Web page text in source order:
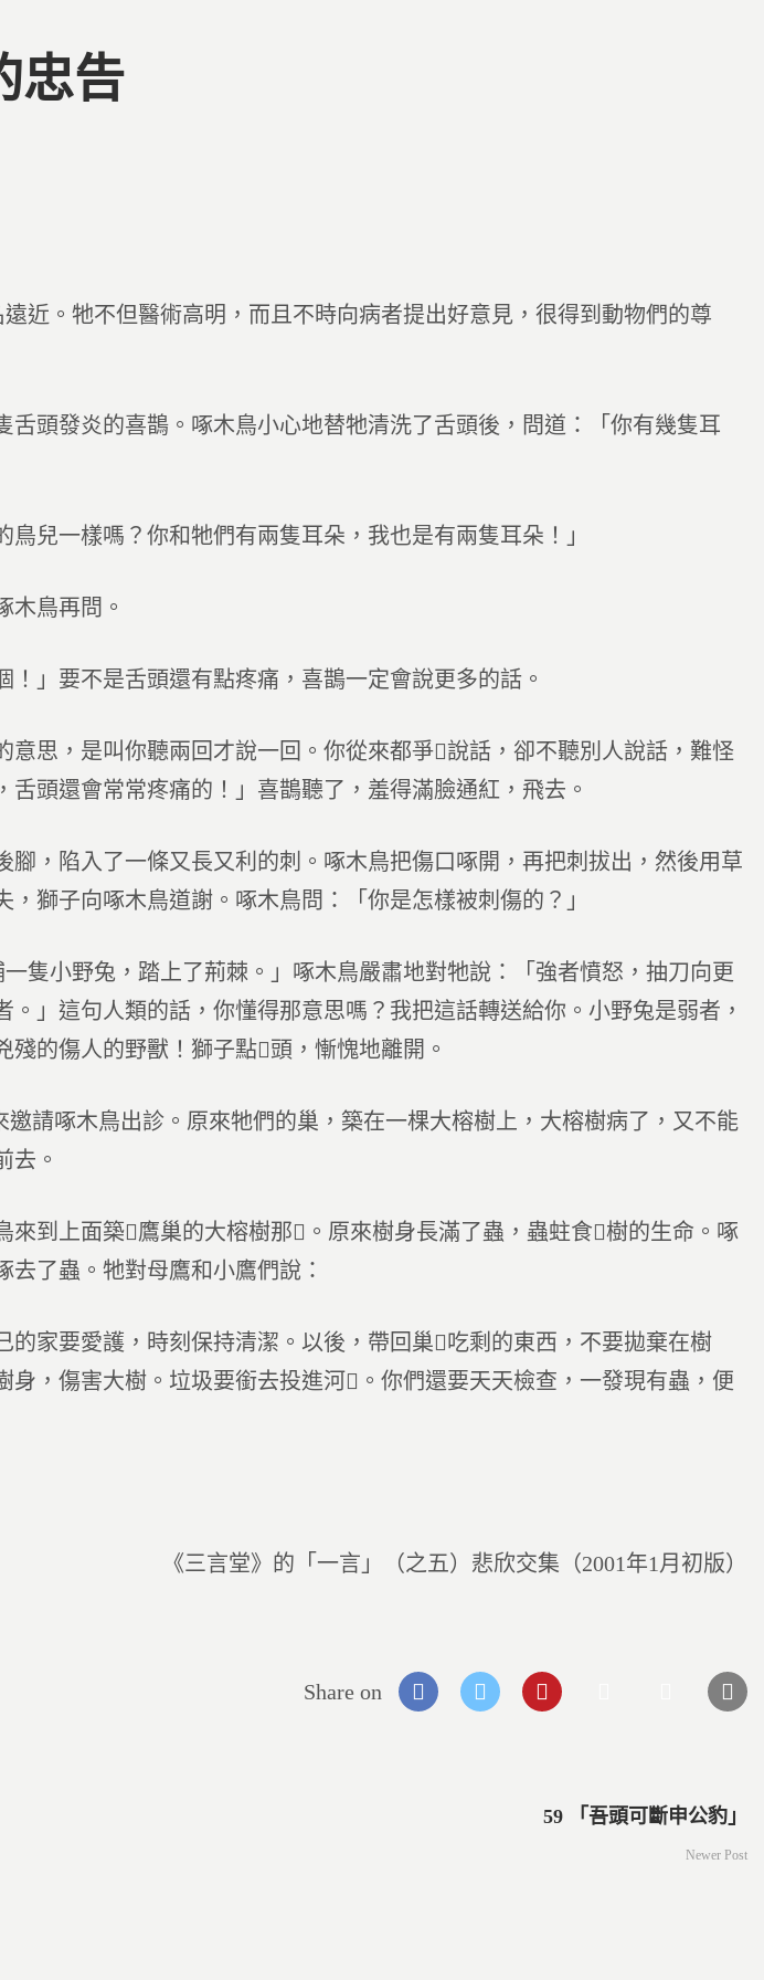
忠告
近。牠不但醫術高明，而且不時向病者提出好意見，很得到動物們的尊
舌頭發炎的喜鵲。啄木鳥小心地替牠清洗了舌頭後，問道：「你有幾隻耳
鳥兒一樣嗎？你和牠們有兩隻耳朵，我也是有兩隻耳朵！」
木鳥再問。
！」要不是舌頭還有點疼痛，喜鵲一定會說更多的話。
意思，是叫你聽兩回才說一回。你從來都爭說話，卻不聽別人說話，難怪
舌頭還會常常疼痛的！」喜鵲聽了，羞得滿臉通紅，飛去。
腳，陷入了一條又長又利的刺。啄木鳥把傷口啄開，再把刺拔出，然後用草
獅子向啄木鳥道謝。啄木鳥問：「你是怎樣被刺傷的？」
隻小野兔，踏上了荊棘。」啄木鳥嚴肅地對牠說：「強者憤怒，抽刀向更
。」這句人類的話，你懂得那意思嗎？我把這話轉送給你。小野兔是弱者，
殘的傷人的野獸！獅子點頭，慚愧地離開。
邀請啄木鳥出診。原來牠們的巢，築在一棵大榕樹上，大榕樹病了，又不能
去。
來到上面築鷹巢的大榕樹那。原來樹身長滿了蟲，蟲蛀食樹的生命。啄
了蟲。牠對母鷹和小鷹們說：
的家要愛護，時刻保持清潔。以後，帶回巢吃剩的東西，不要拋棄在樹
身，傷害大樹。垃圾要銜去投進河。你們還要天天檢查，一發現有蟲，便
《三言堂》的「一言」（之五）悲欣交集（2001年1月初版）
Share on
59 「吾頭可斷申公豹」
Newer Post